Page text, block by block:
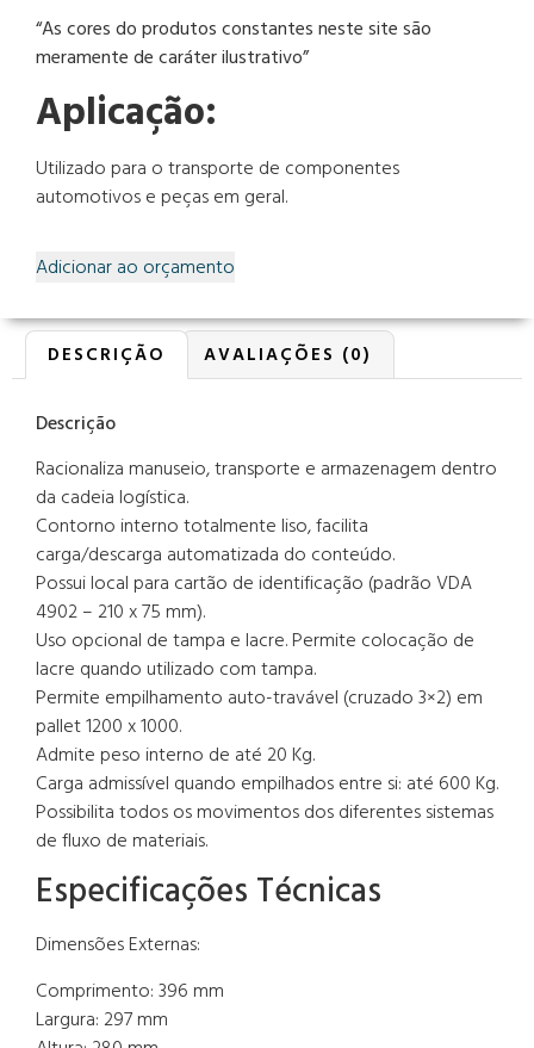
“As cores do produtos constantes neste site são
meramente de caráter ilustrativo”
Aplicação:
Utilizado para o transporte de componentes
automotivos e peças em geral.
Adicionar ao orçamento
DESCRIÇÃO AVALIAÇÕES (0)
Descrição
Racionaliza manuseio, transporte e armazenagem dentro
da cadeia logística.
Contorno interno totalmente liso, facilita
carga/descarga automatizada do conteúdo.
Possui local para cartão de identificação (padrão VDA
4902 – 210 x 75 mm).
Uso opcional de tampa e lacre. Permite colocação de
lacre quando utilizado com tampa.
Permite empilhamento auto-travável (cruzado 3×2) em
pallet 1200 x 1000.
Admite peso interno de até 20 Kg.
Carga admissível quando empilhados entre si: até 600 Kg.
Possibilita todos os movimentos dos diferentes sistemas
de fluxo de materiais.
Especificações Técnicas
Dimensões Externas:
Comprimento: 396 mm
Largura: 297 mm